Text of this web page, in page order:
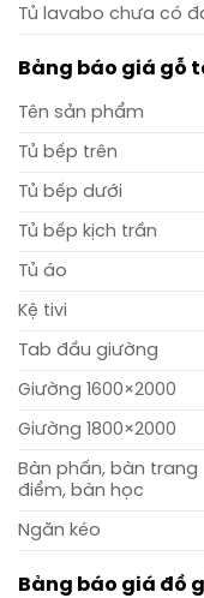
Tủ lavabo chưa có
Bảng báo giá gỗ
Tên sản phẩm
Tủ bếp trên
Tủ bếp dưới
Tủ bếp kịch trần
Tủ áo
Kệ tivi
Tab đầu giường
Giường 1600×2000
Giường 1800×2000
Bàn phấn, bàn trang
điểm, bàn học
Ngăn kéo
Bảng báo giá đồ